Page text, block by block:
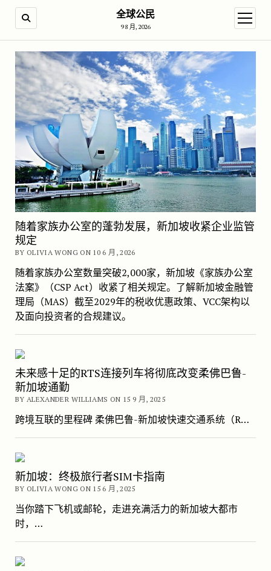
全球公民
9 8 月, 2026
open
随着家族办公室的蓬勃发展，新加坡收紧企业监管
规定
BY OLIVIA WONG ON 10 6 月, 2026
随着家族办公室数量突破2,000家，新加坡《家族办公室
法案》（CSP Act）收紧了相关规定。了解新加坡金融管
理局（MAS）截至2029年的税收优惠政策、VCC架构以
及面向投资者的合规建议。
未来感十足的RTS连接列车将彻底改变柔佛巴鲁-
新加坡通勤
BY ALEXANDER WILLIAMS ON 15 9 月, 2025
跨境互联的里程碑 柔佛巴鲁-新加坡快速交通系统（R…
新加坡：终极旅行者SIM卡指南
BY OLIVIA WONG ON 15 6 月, 2025
当你踏下飞机或邮轮，走进充满活力的新加坡大都市
时，…